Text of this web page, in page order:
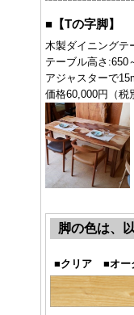
■ 【Tの字脚】
木製ダイニングテ
テーブル高さ:650
アジャスターで
価格60,000円（税
脚の色は、
■クリア ■オー